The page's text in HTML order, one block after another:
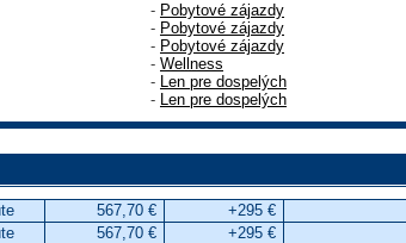
- Pobytové zájazdy
- Pobytové zájazdy
- Pobytové zájazdy
- Wellness
- Len pre dospelých
- Len pre dospelých
567,70 € +295 €
567,70 € +295 €